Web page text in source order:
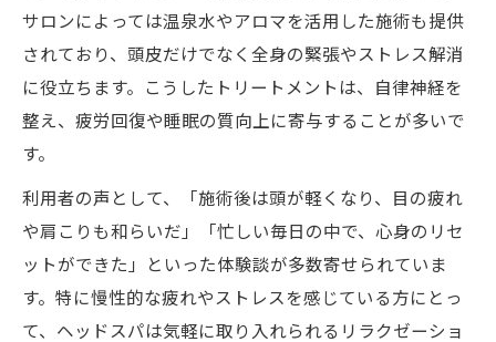
脳疲労に効くヘッドスパ施術の流れと特徴
ヘッドスパの手技で脳の疲れを根本ケア
慢性疲労軽減にはヘッドスパのリラクゼー
ション
果分析
リラックスしながら脳疲労へアプローチす
る方法
サロンによっては温泉水やアロマを活用した施術も提供
されており、頭皮だけでなく全身の緊張やストレス解消
に役立ちます。こうしたトリートメントは、自律神経を
整え、疲労回復や睡眠の質向上に寄与することが多いで
す。
利用者の声として、「施術後は頭が軽くなり、目の疲れ
や肩こりも和らいだ」「忙しい毎日の中で、心身のリセ
ットができた」といった体験談が多数寄せられていま
す。特に慢性的な疲れやストレスを感じている方にとっ
て、ヘッドスパは気軽に取り入れられるリラクゼーショ